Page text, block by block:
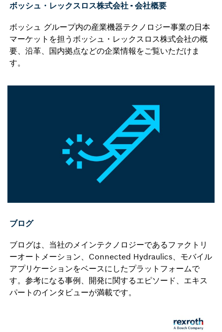
ボッシュ・レックスロス株式会社 - 会社概要
ボッシュ グループ内の産業機器テクノロジー事業の日本
マーケットを担うボッシュ・レックスロス株式会社の概
要、沿革、国内拠点などの企業情報をご覧いただけま
す。
ブログ
ブログは、当社のメインテクノロジーであるファクトリ
ーオートメーション、Connected Hydraulics、モバイル
アプリケーションをベースにしたプラットフォームで
す。参考になる事例、開発に関するエピソード、エキス
パートのインタビューが満載です。